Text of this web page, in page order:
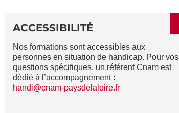
ACCESSIBILITÉ
Nos formations sont accessibles aux
personnes en situation de handicap. Pour vos
questions spécifiques, un référent Cnam est
dédié à l’accompagnement :
handi@cnam-paysdelaloire.fr